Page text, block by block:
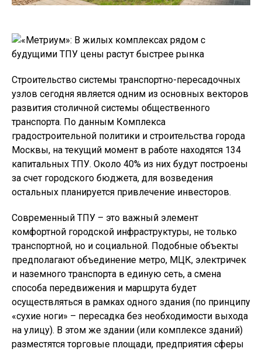
Строительство системы транспортно-пересадочных
узлов сегодня является одним из основных векторов
развития столичной системы общественного
транспорта. По данным Комплекса
градостроительной политики и строительства города
Москвы, на текущий момент в работе находятся 134
капитальных ТПУ. Около 40% из них будут построены
за счет городского бюджета, для возведения
остальных планируется привлечение инвесторов.
Современный ТПУ – это важный элемент
комфортной городской инфраструктуры, не только
транспортной, но и социальной. Подобные объекты
предполагают объединение метро, МЦК, электричек
и наземного транспорта в единую сеть, а смена
способа передвижения и маршрута будет
осуществляться в рамках одного здания (по принципу
«сухие ноги» – пересадка без необходимости выхода
на улицу). В этом же здании (или комплексе зданий)
разместятся торговые площади, предприятия сферы